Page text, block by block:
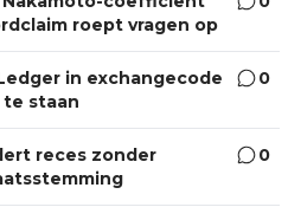
roept vragen op
in exchangecode
te staan
0
reces zonder
0